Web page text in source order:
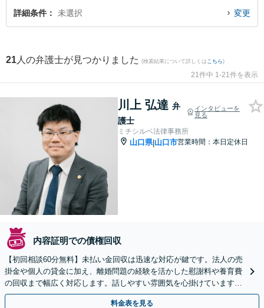
『初回相談無料で内容証明での債権回収を法律相談できる山口県内の弁護士に
詳細条件 未選択 変更
21 人の弁護士が見つかりました (検索結果について詳しくは こちら)
21件中 1-21件を表示
川上 弘達 弁
護士
インタビューを
見る
ミチシルベ法律事務所
山口県|山口市営業時間：本日定休日
内容証明での債権回収
【初回相談60分無料】未払い金回収は迅速な対応が鍵です。法人の売
掛金や個人の貸金に加え、離婚問題の経験を活かした慰謝料や養育費
の回収まで幅広く対応します。話しやすい雰囲気を心掛けています。
ぜひご相談ください【山口駅徒歩13分】【駐車場完備】
料金表を見る